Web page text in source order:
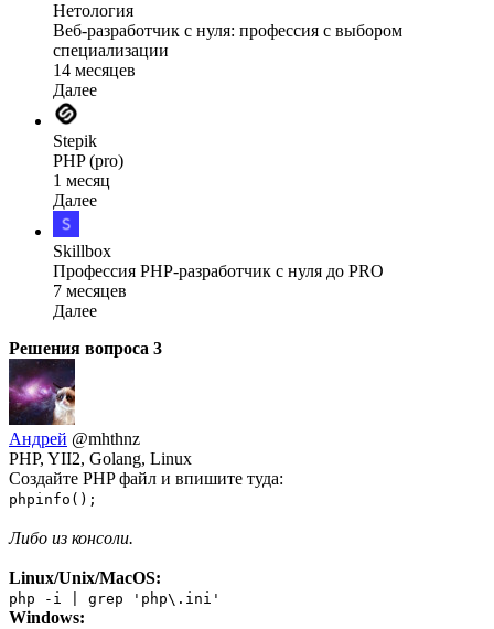
Нетология
Веб-разработчик с нуля: профессия с выбором
специализации
14 месяцев
Далее
Stepik
PHP (pro)
1 месяц
Далее
Skillbox
Профессия PHP-разработчик с нуля до PRO
7 месяцев
Далее
Решения вопроса 3
Андрей @mhthnz
PHP, YII2, Golang, Linux
Создайте PHP файл и впишите туда:
phpinfo();
Либо из консоли.
Linux/Unix/MacOS:
php -i | grep 'php\.ini'
Windows: